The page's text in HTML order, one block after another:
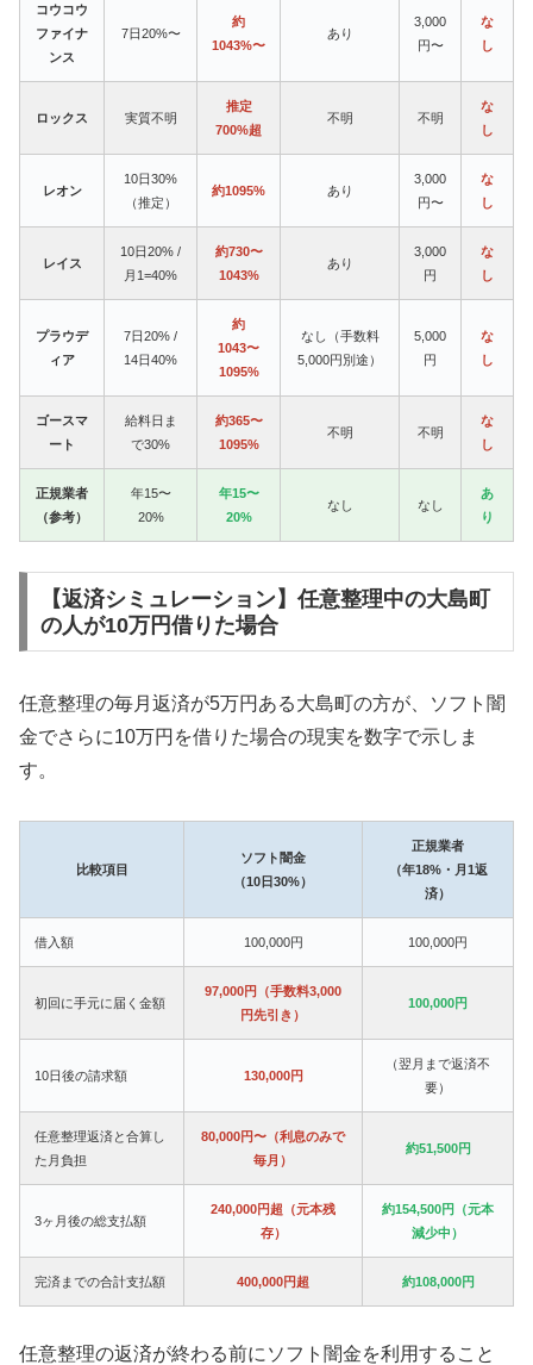
コウコウ
ファイナ
ンス
7日20%〜
約
1043%〜
あり
3,000
円〜
な
し
ロックス 実質不明
推定
700%超
不明 不明
な
し
レオン
10日30%
（推定）
約1095% あり
3,000
円〜
な
し
レイス
10日20% /
月1=40%
約730〜
1043%
あり
3,000
円
な
し
プラウデ
ィア
7日20% /
14日40%
約
1043〜
1095%
なし（手数料
5,000円別途）
5,000
円
な
し
ゴースマ
ート
給料日ま
で30%
約365〜
1095%
不明 不明
な
し
正規業者
（参考）
年15〜
20%
年15〜
20%
なし なし
あ
り
【返済シミュレーション】任意整理中の大島町
の人が10万円借りた場合
任意整理の毎月返済が5万円ある大島町の方が、ソフト闇
金でさらに10万円を借りた場合の現実を数字で示しま
す。
比較項目
ソフト闇金
（10日30%）
正規業者
（年18%・月1返
済）
借入額 100,000円 100,000円
初回に手元に届く金額
97,000円（手数料3,000
円先引き）
100,000円
10日後の請求額 130,000円
（翌月まで返済不
要）
任意整理返済と合算し
た月負担
80,000円〜（利息のみで
毎月）
約51,500円
3ヶ月後の総支払額
240,000円超（元本残
存）
約154,500円（元本
減少中）
完済までの合計支払額 400,000円超 約108,000円
任意整理の返済が終わる前にソフト闇金を利用すること